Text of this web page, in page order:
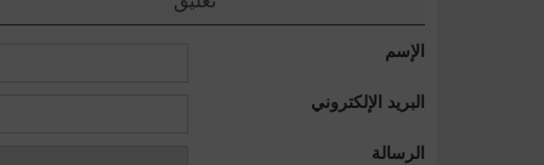
الإسم
البريد الإلكتروني
الرسالة